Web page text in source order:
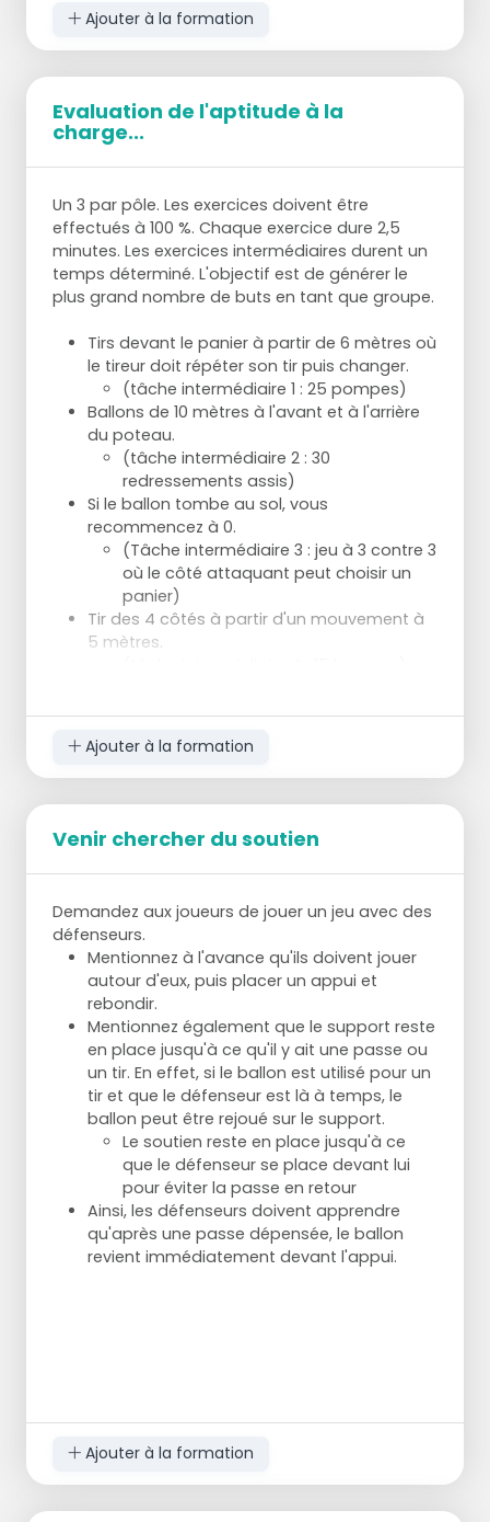
Ajouter à la formation
Evaluation de l'aptitude à la
charge...
Un 3 par pôle. Les exercices doivent être
effectués à 100 %. Chaque exercice dure 2,5
minutes. Les exercices intermédiaires durent un
temps déterminé. L'objectif est de générer le
plus grand nombre de buts en tant que groupe.
Tirs devant le panier à partir de 6 mètres où
le tireur doit répéter son tir puis changer.
(tâche intermédiaire 1 : 25 pompes)
Ballons de 10 mètres à l'avant et à l'arrière
du poteau.
(tâche intermédiaire 2 : 30
redressements assis)
Si le ballon tombe au sol, vous
recommencez à 0.
(Tâche intermédiaire 3 : jeu à 3 contre 3
où le côté attaquant peut choisir un
panier)
Tir des 4 côtés à partir d'un mouvement à
5 mètres.
d'effectuer une passe en profondeur en
passant par le sol. Le joueur reçoit le ballon,
joue sur la passe, fait un ballon éloigné,
reçoit le ballon et joue sur une passe au sol
et fait une passe en profondeur.
(Tâche intermédiaire 5 : 3 contre 3
dans laquelle seuls les tirs peuvent être
effectués).
répétition du tir.
Ajouter à la formation
Venir chercher du soutien
Demandez aux joueurs de jouer un jeu avec des
défenseurs.
Mentionnez à l'avance qu'ils doivent jouer
autour d'eux, puis placer un appui et
rebondir.
Mentionnez également que le support reste
en place jusqu'à ce qu'il y ait une passe ou
un tir. En effet, si le ballon est utilisé pour un
tir et que le défenseur est là à temps, le
ballon peut être rejoué sur le support.
Le soutien reste en place jusqu'à ce
que le défenseur se place devant lui
pour éviter la passe en retour
Ainsi, les défenseurs doivent apprendre
qu'après une passe dépensée, le ballon
revient immédiatement devant l'appui.
Ajouter à la formation